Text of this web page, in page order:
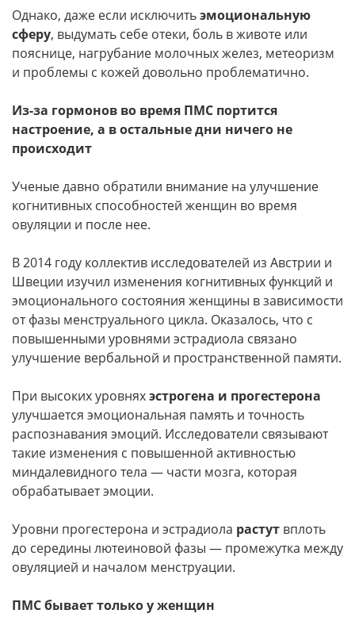
Однако, даже если исключитьэмоциональную
сферу, выдумать себе отеки, боль в животе или
пояснице, нагрубание молочных желез, метеоризм
и проблемы с кожей довольно проблематично.
Из-за гормонов во время ПМС портится
настроение, а в остальные дни ничего не
происходит
Ученые давно обратили внимание на улучшение
когнитивных способностей женщин во время
овуляции и после нее.
В 2014 году коллектив исследователей из Австрии и
Швеции изучил изменения когнитивных функций и
эмоционального состояния женщины в зависимости
от фазы менструального цикла. Оказалось, что с
повышенными уровнями эстрадиола связано
улучшение вербальной и пространственной памяти.
При высоких уровняхэстрогена и прогестерона
улучшается эмоциональная память и точность
распознавания эмоций. Исследователи связывают
такие изменения с повышенной активностью
миндалевидного тела — части мозга, которая
обрабатывает эмоции.
Уровни прогестерона и эстрадиола растут вплоть
до середины лютеиновой фазы — промежутка между
овуляцией и началом менструации.
ПМС бывает только у женщин